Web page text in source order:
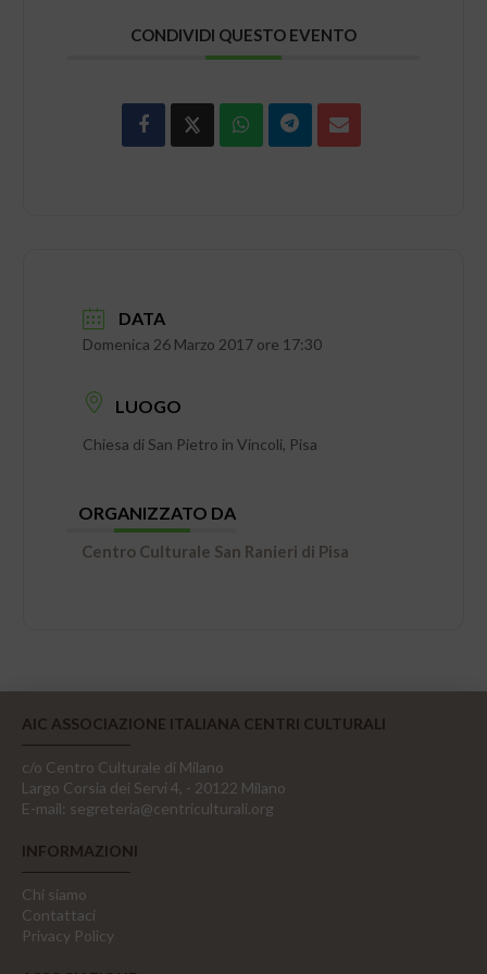
CONDIVIDI QUESTO EVENTO
DATA
Domenica 26 Marzo 2017 ore 17:30
LUOGO
Chiesa di San Pietro in Vincoli, Pisa
ORGANIZZATO DA
Centro Culturale San Ranieri di Pisa
AIC ASSOCIAZIONE ITALIANA CENTRI CULTURALI
c/o Centro Culturale di Milano
Largo Corsia dei Servi 4, - 20122 Milano
E-mail: segreteria@centriculturali.org
INFORMAZIONI
Chi siamo
Contattaci
Privacy Policy